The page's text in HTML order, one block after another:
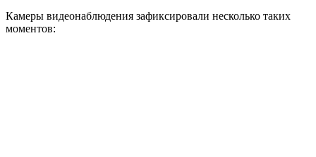
Камеры видеонаблюдения зафиксировали несколько таких
моментов: